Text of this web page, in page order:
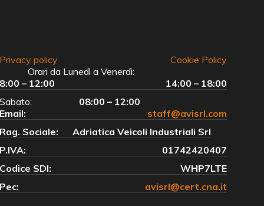
Privacy policy
Cookie Policy
Orari da Lunedì a Venerdì:
8:00 – 12:00
14:00 – 18:00
Sabato: 08:00 – 12:00
Email:
staff@avisrl.com
Rag. Sociale: Adriatica Veicoli Industriali Srl
P.IVA:
01742420407
Codice SDI:
WHP7LTE
Pec:
avisrl@cert.cna.it